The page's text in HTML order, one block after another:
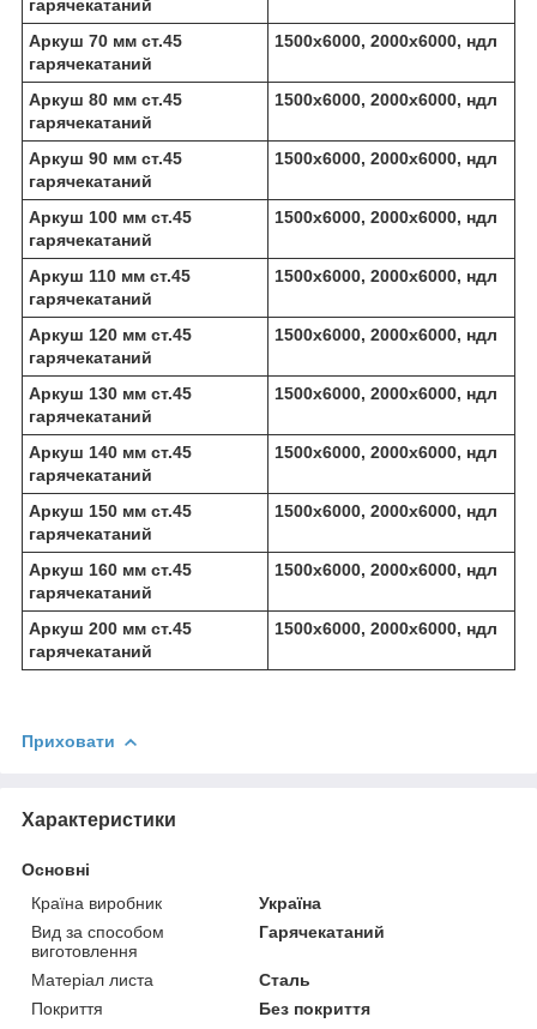
гарячекатаний
Аркуш 70 мм ст.45
гарячекатаний
1500х6000, 2000х6000, ндл
Аркуш 80 мм ст.45
гарячекатаний
1500х6000, 2000х6000, ндл
Аркуш 90 мм ст.45
гарячекатаний
1500х6000, 2000х6000, ндл
Аркуш 100 мм ст.45
гарячекатаний
1500х6000, 2000х6000, ндл
Аркуш 110 мм ст.45
гарячекатаний
1500х6000, 2000х6000, ндл
Аркуш 120 мм ст.45
гарячекатаний
1500х6000, 2000х6000, ндл
Аркуш 130 мм ст.45
гарячекатаний
1500х6000, 2000х6000, ндл
Аркуш 140 мм ст.45
гарячекатаний
1500х6000, 2000х6000, ндл
Аркуш 150 мм ст.45
гарячекатаний
1500х6000, 2000х6000, ндл
Аркуш 160 мм ст.45
гарячекатаний
1500х6000, 2000х6000, ндл
Аркуш 200 мм ст.45
гарячекатаний
1500х6000, 2000х6000, ндл
Приховати
Характеристики
Основні
Країна виробник
Україна
Вид за способом
виготовлення
Гарячекатаний
Матеріал листа
Сталь
Покриття
Без покриття